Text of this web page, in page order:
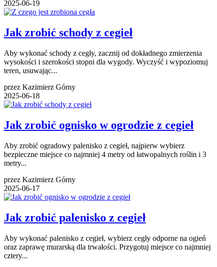
2025-06-19
Jak zrobić schody z cegieł
Aby wykonać schody z cegły, zacznij od dokładnego zmierzenia
wysokości i szerokości stopni dla wygody. Wyczyść i wypoziomuj
teren, usuwając...
przez Kazimierz Górny
2025-06-18
Jak zrobić ognisko w ogrodzie z cegieł
Aby zrobić ogradowy palenisko z cegieł, najpierw wybierz
bezpieczne miejsce co najmniej 4 metry od łatwopalnych roślin i 3
metry...
przez Kazimierz Górny
2025-06-17
Jak zrobić palenisko z cegieł
Aby wykonać palenisko z cegieł, wybierz cegły odporne na ogień
oraz zaprawę murarską dla trwałości. Przygotuj miejsce co najmniej
cztery...